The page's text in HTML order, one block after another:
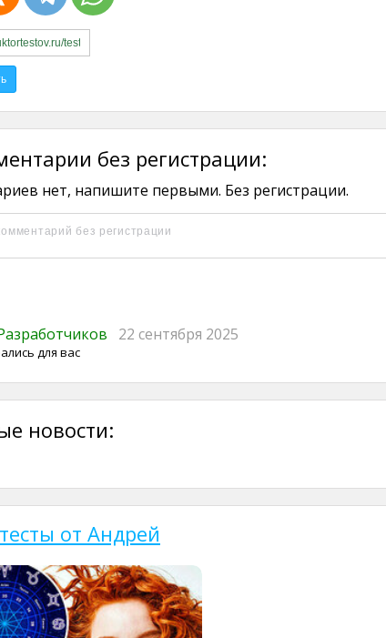
без регистрации:
нет, напишите первыми. Без регистрации.
22 сентября 2025
для вас
новости:
от Андрей